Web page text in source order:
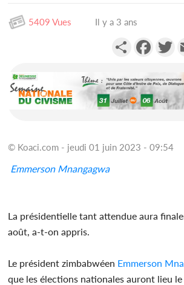
5409 Vues Il y a 3 ans
Partager
© Koaci.com - jeudi 01 juin 2023 - 09:54
Emmerson Mnangagwa
La présidentielle tant attendue aura
août, a-t-on appris.
Le président zimbabwéen Emmerson
que les élections nationales auront lieu